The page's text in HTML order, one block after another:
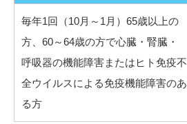
毎年1回（10月～1月）65歳以上の
方、60～64歳の方で心臓・腎臓・
呼吸器の機能障害またはヒト免疫不
全ウイルスによる免疫機能障害のあ
る方